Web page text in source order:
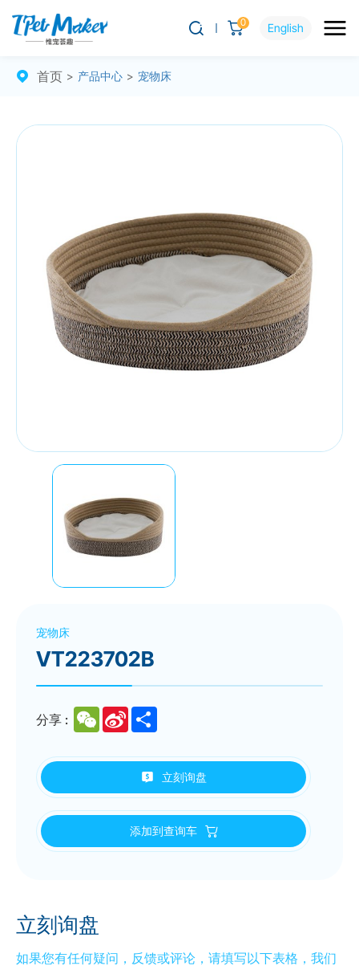
0 English
首页 > 产品中心 > 宠物床
宠物床
VT223702B
分享 : WeChatSina
Weibo
立刻询盘
添加到查询车
立刻询盘
如果您有任何疑问，反馈或评论，请填写以下表格，我们